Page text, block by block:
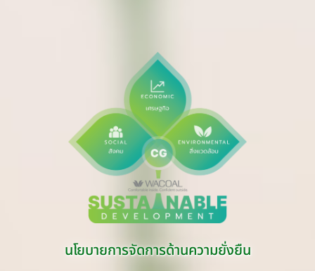
นโยบายการจัดการด้านความยั่งยืน